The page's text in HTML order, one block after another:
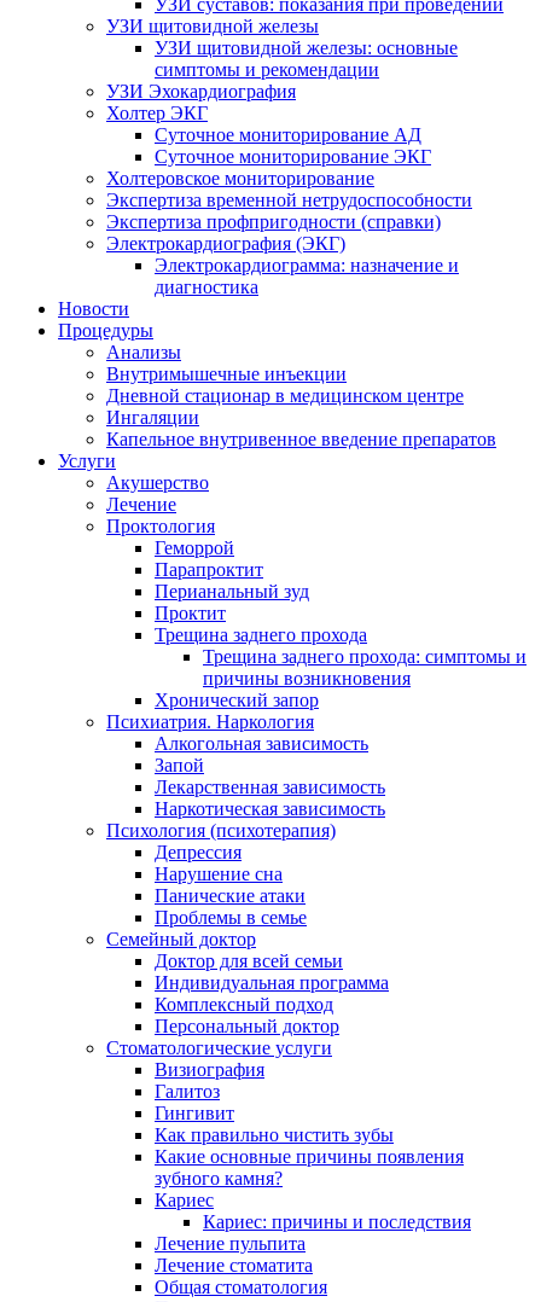
УЗИ суставов: показания при проведении
УЗИ щитовидной железы
УЗИ щитовидной железы: основные
симптомы и рекомендации
УЗИ Эхокардиография
Холтер ЭКГ
Суточное мониторирование АД
Суточное мониторирование ЭКГ
Холтеровское мониторирование
Экспертиза временной нетрудоспособности
Экспертиза профпригодности (справки)
Электрокардиография (ЭКГ)
Электрокардиограмма: назначение и
диагностика
Новости
Процедуры
Анализы
Внутримышечные инъекции
Дневной стационар в медицинском центре
Ингаляции
Капельное внутривенное введение препаратов
Услуги
Акушерство
Лечение
Проктология
Геморрой
Парапроктит
Перианальный зуд
Проктит
Трещина заднего прохода
Трещина заднего прохода: симптомы и
причины возникновения
Хронический запор
Психиатрия. Наркология
Алкогольная зависимость
Запой
Лекарственная зависимость
Наркотическая зависимость
Психология (психотерапия)
Депрессия
Нарушение сна
Панические атаки
Проблемы в семье
Семейный доктор
Доктор для всей семьи
Индивидуальная программа
Комплексный подход
Персональный доктор
Стоматологические услуги
Визиография
Галитоз
Гингивит
Как правильно чистить зубы
Какие основные причины появления
зубного камня?
Кариес
Кариес: причины и последствия
Лечение пульпита
Лечение стоматита
Общая стоматология